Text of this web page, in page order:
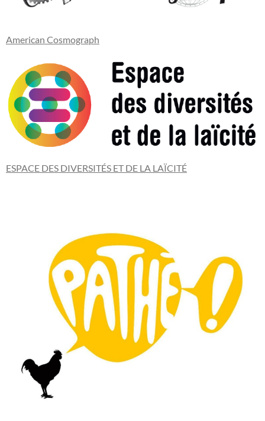
American Cosmograph
ESPACE DES DIVERSITÉS ET DE LA LAÏCITÉ